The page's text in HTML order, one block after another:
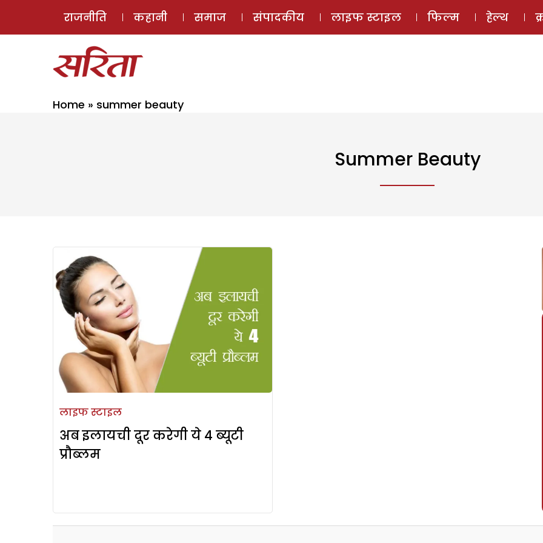
ई-मैगज़ीन
राजनीति कहानी समाज संपादकीय लाइफ स्टाइल फिल्म हेल्थ
Home » summer beauty
Summer Beauty
लाइफ स्टाइल
अब इलायची दूर करेगी ये 4 ब्यूटी
प्रौब्लम